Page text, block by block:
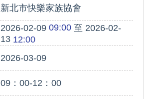
新北市快樂家族協會
2026-02-0909:00至 2026-02-
1312:00
2026-03-09
09：00-12：00